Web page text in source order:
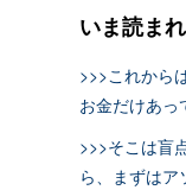
いま読ま
>>>これから
お金だけあっ
>>>そこは盲
ら、まずはア